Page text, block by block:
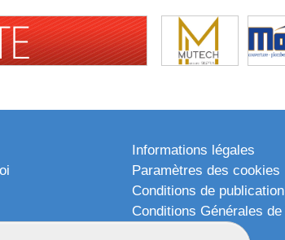
Informations légales
Paramètres des cookies
Conditions de publication
Conditions Générales de